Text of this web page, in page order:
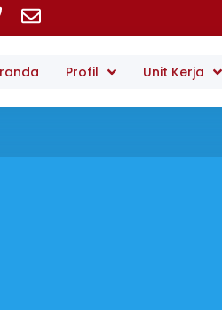
Profil Unit Kerja